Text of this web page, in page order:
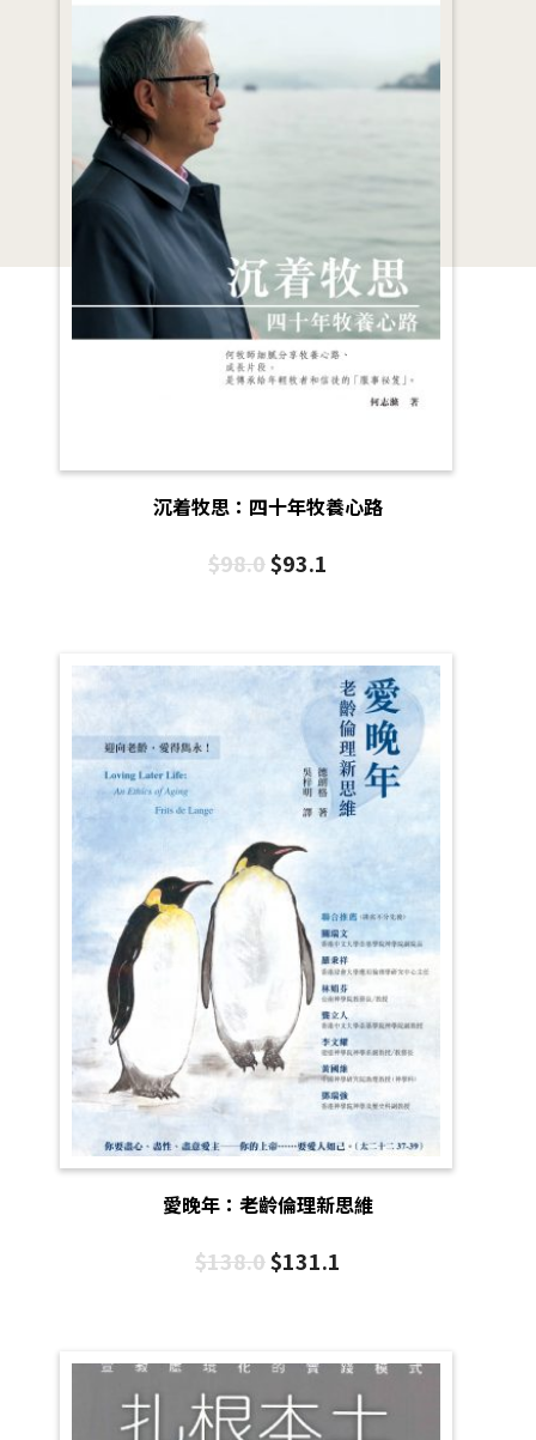
沉着牧思：四十年牧養心路
$98.0$93.1
愛晚年：老齡倫理新思維
$138.0$131.1